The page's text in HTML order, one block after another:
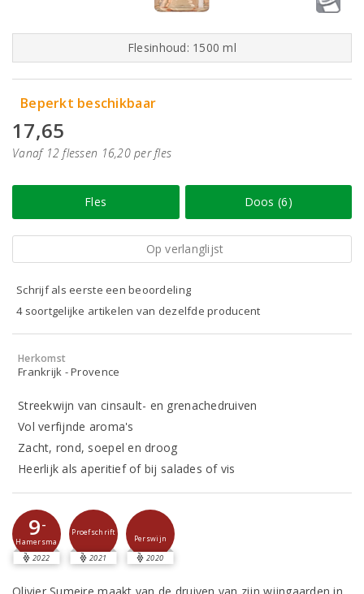
Flesinhoud: 1500 ml
Beperkt beschikbaar
17,65
Vanaf 12 flessen 16,20 per fles
Fles Doos (6)
Op verlanglijst
Schrijf als eerste een beoordeling
4 soortgelijke artikelen van dezelfde producent
Herkomst
Frankrijk - Provence
Streekwijn van cinsault- en grenachedruiven
Vol verfijnde aroma's
Zacht, rond, soepel en droog
Heerlijk als aperitief of bij salades of vis
9-
Hamersma
2022
Proefschrift
2021
Perswijn
2020